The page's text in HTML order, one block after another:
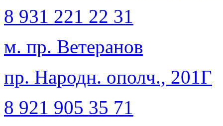
8 931 221 22 31
м. пр. Ветеранов
пр. Народн. ополч., 201Г
8 921 905 35 71